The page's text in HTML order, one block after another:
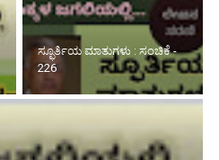
ಸ್ಫೂರ್ತಿಯ ಮಾತುಗಳು : ಸಂಚಿಕೆ -
226